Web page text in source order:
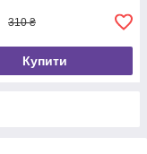
310 ₴
Купити